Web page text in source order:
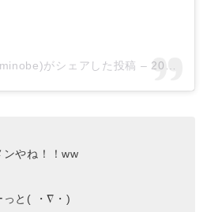
がシェアした投稿 – 2018年11月月24日午前11時02分PST
ンやね！！ww
っと( ・∇・)